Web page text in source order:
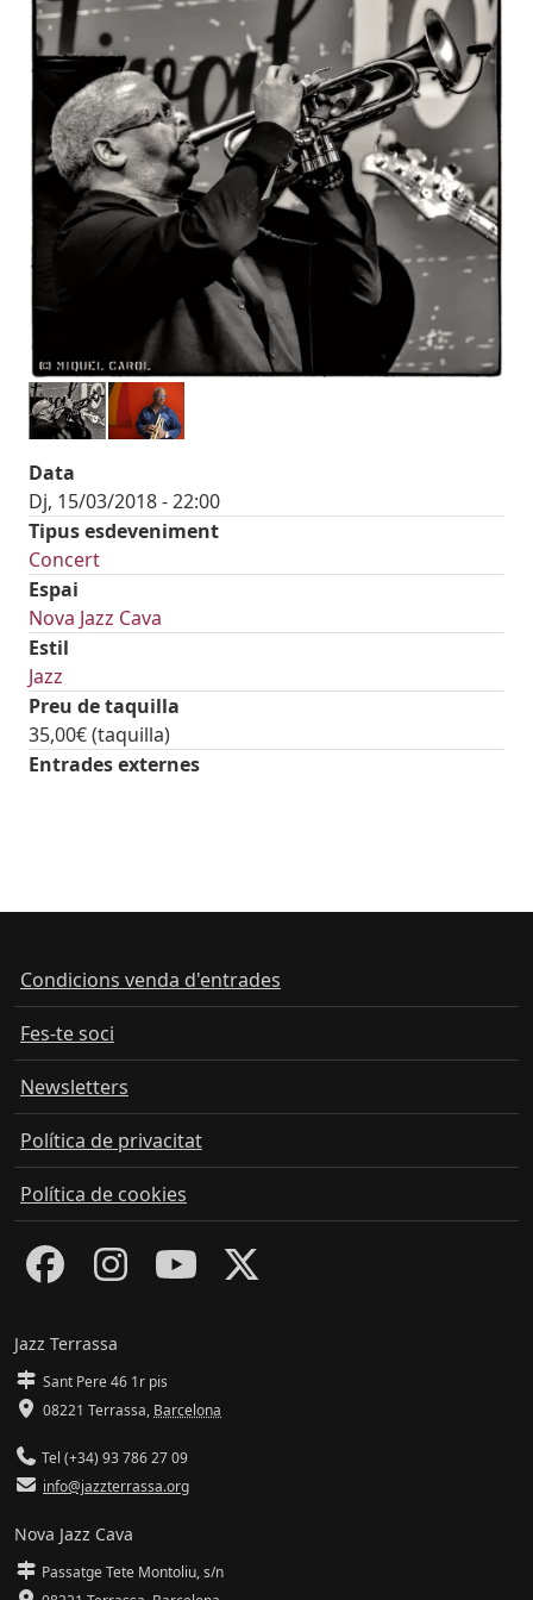
Data
Dj, 15/03/2018 - 22:00
Tipus esdeveniment
Concert
Espai
Nova Jazz Cava
Estil
Jazz
Preu de taquilla
35,00€ (taquilla)
Entrades externes
Condicions venda d'entrades
Fes-te soci
Newsletters
Política de privacitat
Política de cookies
Jazz Terrassa
Sant Pere 46 1r pis
08221 Terrassa, Barcelona
Tel (+34) 93 786 27 09
info@jazzterrassa.org
Nova Jazz Cava
Passatge Tete Montoliu, s/n